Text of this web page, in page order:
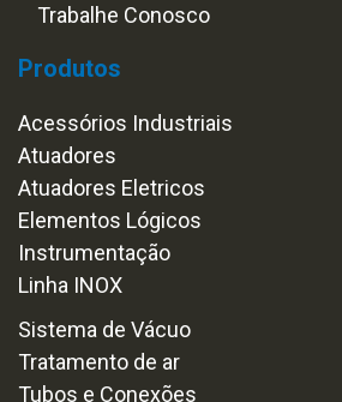
Trabalhe Conosco
Produtos
Acessórios Industriais
Atuadores
Atuadores Eletricos
Elementos Lógicos
Instrumentação
Linha INOX
Sistema de Vácuo
Tratamento de ar
Tubos e Conexões